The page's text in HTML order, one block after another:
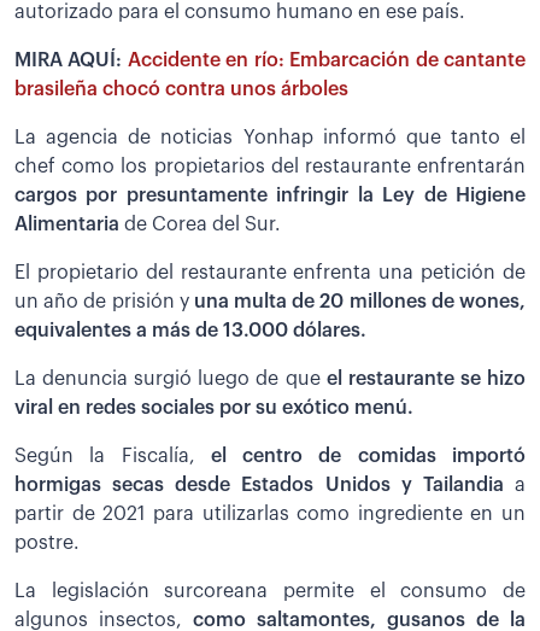
autorizado para el consumo humano en ese país.
MIRA AQUÍ: Accidente en río: Embarcación de cantante
brasileña chocó contra unos árboles
La agencia de noticias Yonhap informó que tanto el
chef como los propietarios del restaurante enfrentarán
cargos por presuntamente infringir la Ley de Higiene
Alimentaria de Corea del Sur.
El propietario del restaurante enfrenta una petición de
un año de prisión y una multa de 20 millones de wones,
equivalentes a más de 13.000 dólares.
La denuncia surgió luego de que el restaurante se hizo
viral en redes sociales por su exótico menú.
Según la Fiscalía, el centro de comidas importó
hormigas secas desde Estados Unidos y Tailandia a
partir de 2021 para utilizarlas como ingrediente en un
postre.
La legislación surcoreana permite el consumo de
algunos insectos, como saltamontes, gusanos de la